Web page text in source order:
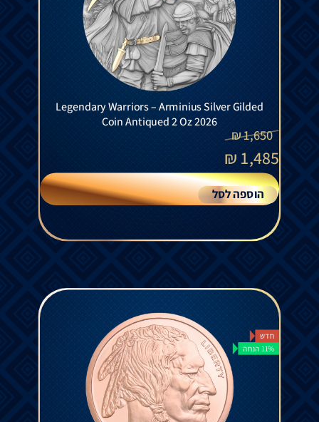
Legendary Warriors – Arminius Silver Gilded
Coin Antiqued 2 Oz 2026
1,650
₪
1,485
₪
הוספה לסל
חדש
11% הנחה